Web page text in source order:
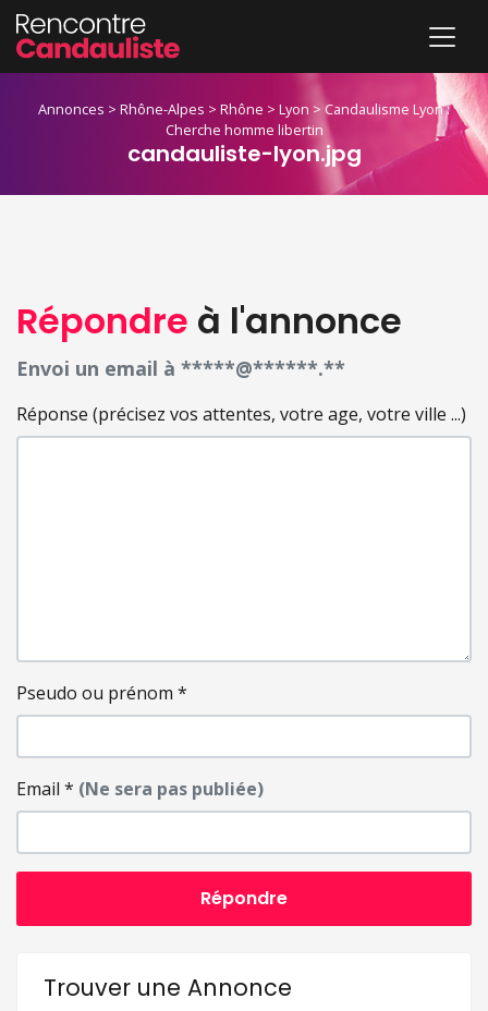
Annonces > Rhône-Alpes > Rhône > Lyon > Candaulisme Lyon :
Cherche homme libertin
candauliste-lyon.jpg
Répondre à l'annonce
Envoi un email à *****@******.**
Réponse (précisez vos attentes, votre age, votre ville ...)
Pseudo ou prénom *
Email * (Ne sera pas publiée)
Répondre
Trouver une Annonce